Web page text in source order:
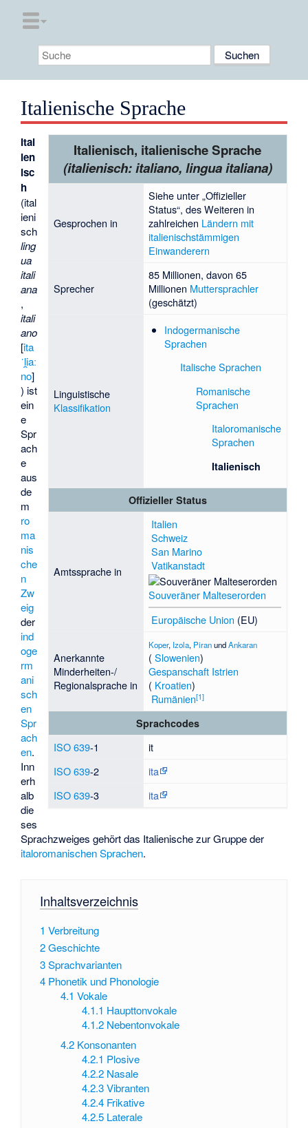
Italienische Sprache
Italienisch, italienische Sprache
(italienisch:italiano, lingua italiana)
Gesprochen in
Siehe unter „Offizieller
Status“, des Weiteren in
zahlreichen Ländern mit
italienischstämmigen
Einwanderern
Sprecher
85 Millionen, davon 65
Millionen Muttersprachler
(geschätzt)
Linguistische
Klassifikation
Indogermanische
Sprachen
Italische Sprachen
Romanische
Sprachen
Italoromanische
Sprachen
Italienisch
Offizieller Status
Amtssprache in
Italien
Schweiz
San Marino
Vatikanstadt
Souveräner Malteserorden
Europäische Union (EU)
Anerkannte
Minderheiten-/
Regionalsprache in
Koper, Izola, PiranundAnkaran
( Slowenien)
Gespanschaft Istrien
( Kroatien)
Rumänien[1]
Sprachcodes
ISO 639-1
it
ISO 639-2
ita
ISO 639-3 ita
Ital
ien
isc
h
(ital
ieni
sch
ling
ua
itali
ana
,
itali
ano
[ita
ˈli̯aː
no]
) ist
ein
e
Spr
ach
e
aus
de
m
ro
ma
nis
che
n
Zw
eig
der
ind
oge
rm
ani
sch
en
Spr
ach
en.
Inn
erh
alb
die
ses
Sprachzweiges gehört das Italienische zur Gruppe der
italoromanischen Sprachen.
Inhaltsverzeichnis
1 Verbreitung
2Geschichte
3Sprachvarianten
4 Phonetik und Phonologie
4.1 Vokale
4.1.1 Haupttonvokale
4.1.2 Nebentonvokale
4.2 Konsonanten
4.2.1 Plosive
4.2.2 Nasale
4.2.3 Vibranten
4.2.4 Frikative
4.2.5 Laterale